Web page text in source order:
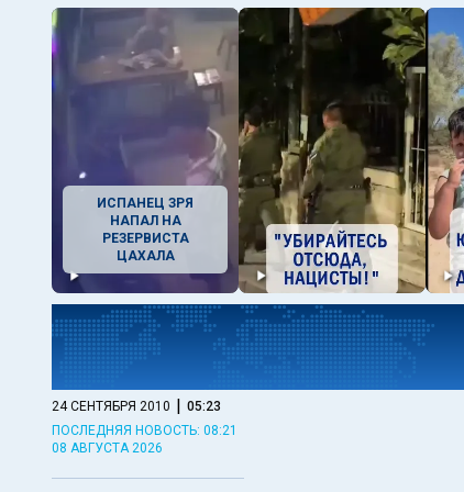
ИСПАНЕЦ ЗРЯ
НАПАЛ НА
РЕЗЕРВИСТА
ЦАХАЛА
24 СЕНТЯБРЯ 2010 | 05:23
ПОСЛЕДНЯЯ НОВОСТЬ: 08:21
08 АВГУСТА 2026